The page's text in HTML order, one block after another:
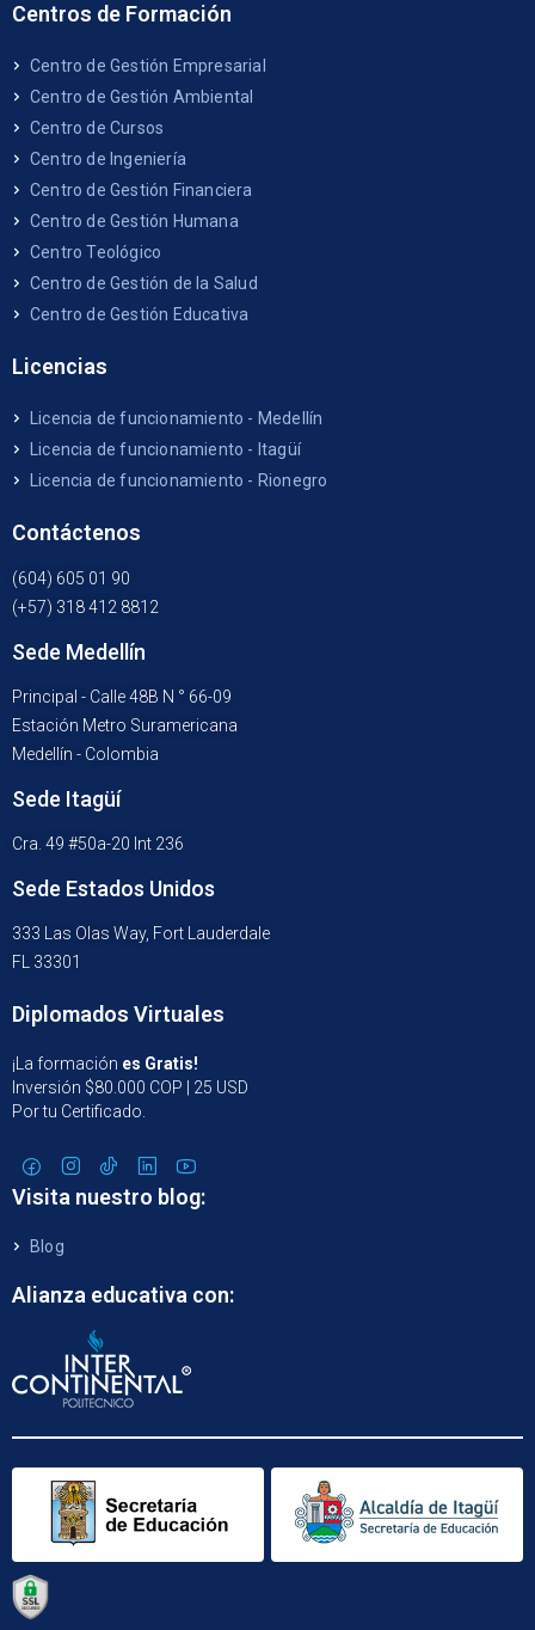
Centros de Formación
Centro de Gestión Empresarial
Centro de Gestión Ambiental
Centro de Cursos
Centro de Ingeniería
Centro de Gestión Financiera
Centro de Gestión Humana
Centro Teológico
Centro de Gestión de la Salud
Centro de Gestión Educativa
Licencias
Licencia de funcionamiento - Medellín
Licencia de funcionamiento - Itagüí
Licencia de funcionamiento - Rionegro
Contáctenos
(604) 605 01 90
(+57) 318 412 8812
Sede Medellín
Principal - Calle 48B N ° 66-09
Estación Metro Suramericana
Medellín - Colombia
Sede Itagüí
Cra. 49 #50a-20 Int 236
Sede Estados Unidos
333 Las Olas Way, Fort Lauderdale
FL 33301
Diplomados Virtuales
¡La formación es Gratis!
Inversión $80.000 COP | 25 USD
Por tu Certificado.
Visita nuestro blog:
Blog
Alianza educativa con: